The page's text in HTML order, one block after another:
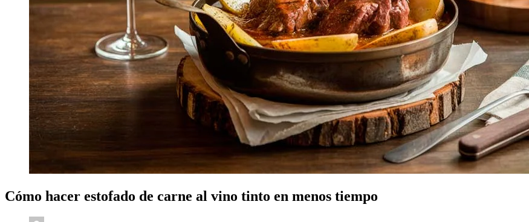
Cómo hacer estofado de carne al vino tinto en menos tiempo